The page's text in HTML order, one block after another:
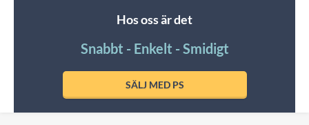
Hos oss är det
Snabbt - Enkelt - Smidigt
SÄLJ MED PS